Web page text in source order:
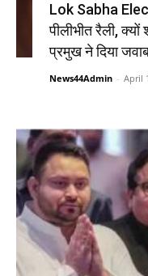
Lok Sabha
पीलीभीत रैली,
प्रमुख ने दिया
News44Admin - April